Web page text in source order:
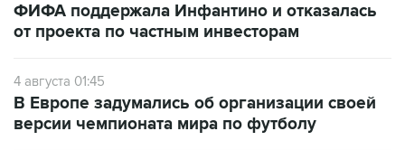
ФИФА поддержала Инфантино и отказалась
от проекта по частным инвесторам
4 августа 01:45
В Европе задумались об организации своей
версии чемпионата мира по футболу